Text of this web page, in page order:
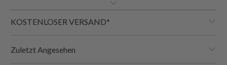
KOSTENLOSER VERSAND*
Zuletzt Angesehen